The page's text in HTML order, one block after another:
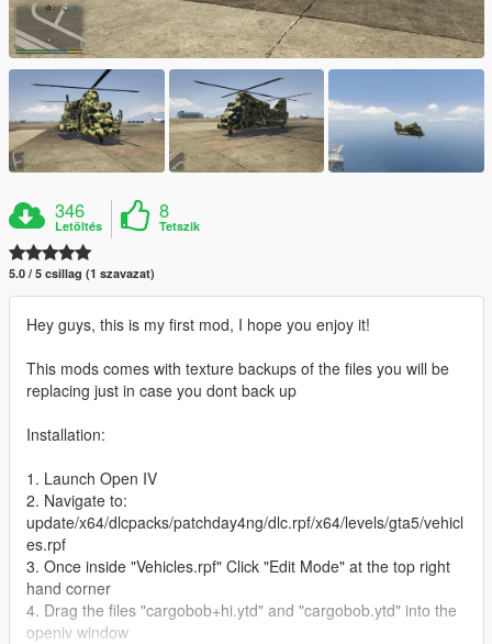
346
Letöltés
8
Tetszik
5.0 / 5 csillag (1 szavazat)
Hey guys, this is my first mod, I hope you enjoy it!
This mods comes with texture backups of the files you will be
replacing just in case you dont back up
Installation:
1. Launch Open IV
2. Navigate to:
update/x64/dlcpacks/patchday4ng/dlc.rpf/x64/levels/gta5/vehicl
es.rpf
3. Once inside "Vehicles.rpf" Click "Edit Mode" at the top right
hand corner
4. Drag the files "cargobob+hi.ytd" and "cargobob.ytd" into the
openiv window